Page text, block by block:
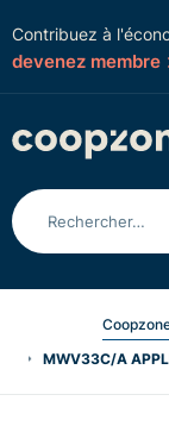
Contribuez à
devenez membre
MWV33C/A